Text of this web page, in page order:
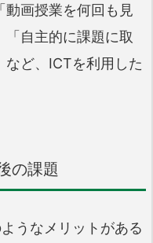
動画授業を何回も見
自主的に課題に取
など、ICTを利用した
の課題
うなメリットがある